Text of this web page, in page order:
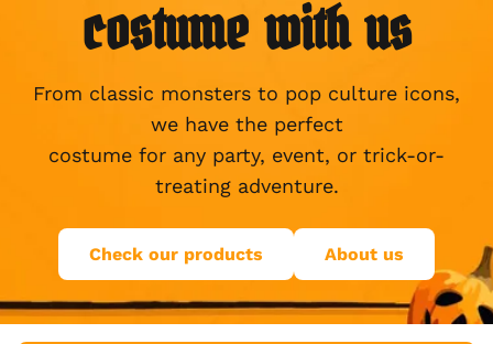
von Vermietungen sein kann.
Kostenlos testen
Demo buchen
14 Tage kostenlos testen Keine Kreditkarte erforderlich